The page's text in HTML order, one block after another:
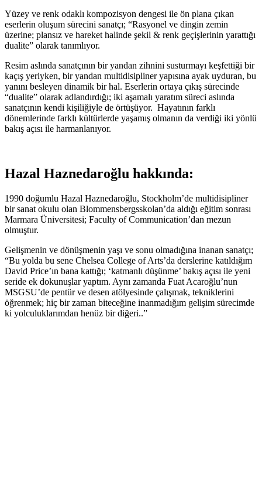
Yüzey ve renk odaklı kompozisyon dengesi ile ön plana çıkan
eserlerin oluşum sürecini sanatçı; “Rasyonel ve dingin zemin
üzerine; plansız ve hareket halinde şekil & renk geçişlerinin yarattığı
dualite” olarak tanımlıyor.
Resim aslında sanatçının bir yandan zihnini susturmayı keşfettiği bir
kaçış yeriyken, bir yandan multidisipliner yapısına ayak uyduran, bu
yanını besleyen dinamik bir hal. Eserlerin ortaya çıkış sürecinde
“dualite” olarak adlandırdığı; iki aşamalı yaratım süreci aslında
sanatçının kendi kişiliğiyle de örtüşüyor. Hayatının farklı
dönemlerinde farklı kültürlerde yaşamış olmanın da verdiği iki yönlü
bakış açısı ile harmanlanıyor.
Hazal Haznedaroğlu hakkında:
1990 doğumlu Hazal Haznedaroğlu, Stockholm’de multidisipliner
bir sanat okulu olan Blommensbergsskolan’da aldığı eğitim sonrası
Marmara Üniversitesi; Faculty of Communication’dan mezun
olmuştur.
Gelişmenin ve dönüşmenin yaşı ve sonu olmadığına inanan sanatçı;
“Bu yolda bu sene Chelsea College of Arts’da derslerine katıldığım
David Price’ın bana kattığı; ‘katmanlı düşünme’ bakış açısı ile yeni
seride ek dokunuşlar yaptım. Aynı zamanda Fuat Acaroğlu’nun
MSGSU’de pentür ve desen atölyesinde çalışmak, tekniklerini
öğrenmek; hiç bir zaman biteceğine inanmadığım gelişim sürecimde
ki yolculuklarımdan henüz bir diğeri..”